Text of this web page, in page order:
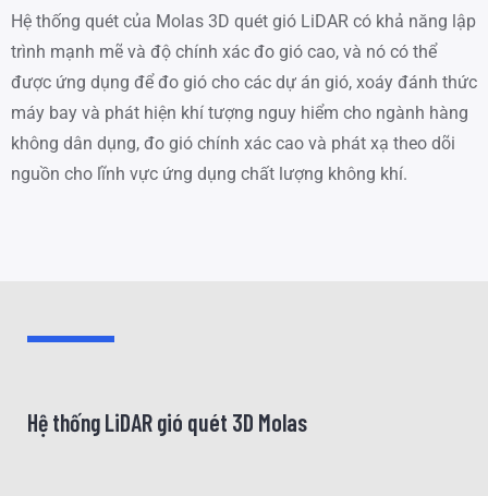
Hệ thống quét của Molas 3D quét gió LiDAR có khả năng lập
trình mạnh mẽ và độ chính xác đo gió cao, và nó có thể
được ứng dụng để đo gió cho các dự án gió, xoáy đánh thức
máy bay và phát hiện khí tượng nguy hiểm cho ngành hàng
không dân dụng, đo gió chính xác cao và phát xạ theo dõi
nguồn cho lĩnh vực ứng dụng chất lượng không khí.
Hệ thống LiDAR gió quét 3D Molas